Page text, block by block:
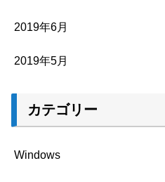
2019年6月
2019年5月
カテゴリー
Windows